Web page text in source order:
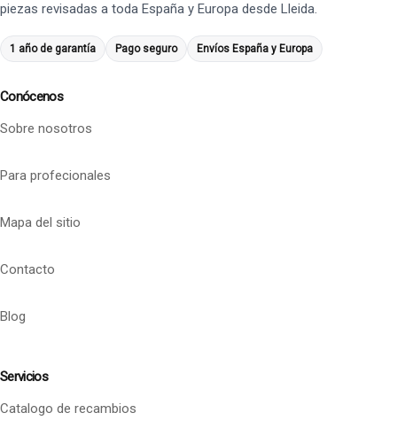
piezas revisadas a toda España y Europa desde Lleida.
1 año de garantía Pago seguro Envíos España y Europa
Conócenos
Sobre nosotros
Para profecionales
Mapa del sitio
Contacto
Blog
Servicios
Catalogo de recambios